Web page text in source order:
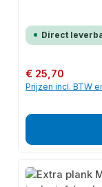
Direct
Normale prijs:
€ 25,70
Prijzen incl. BTW